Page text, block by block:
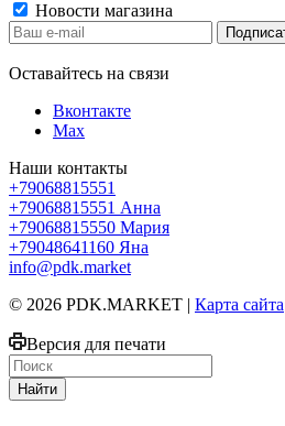
Новости магазина
Оставайтесь на связи
Вконтакте
Max
Наши контакты
+79068815551
+79068815551 Анна
+79068815550 Мария
+79048641160 Яна
info@pdk.market
© 2026 PDK.MARKET | Карта сайта
Версия для печати
Найти